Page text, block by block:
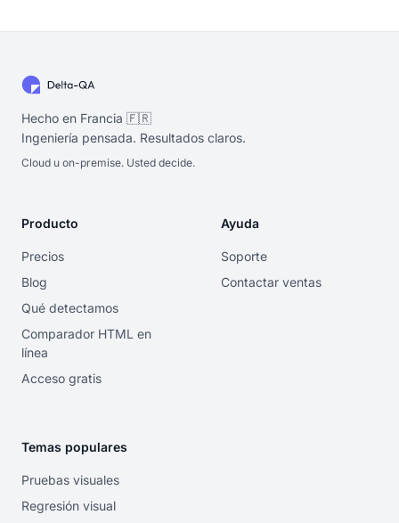
Hecho en Francia 🇫🇷
Ingeniería pensada. Resultados claros.
Cloud u on-premise. Usted decide.
Producto
Precios
Blog
Qué detectamos
Comparador HTML en
línea
Acceso gratis
Ayuda
Soporte
Contactar ventas
Temas populares
Pruebas visuales
Regresión visual